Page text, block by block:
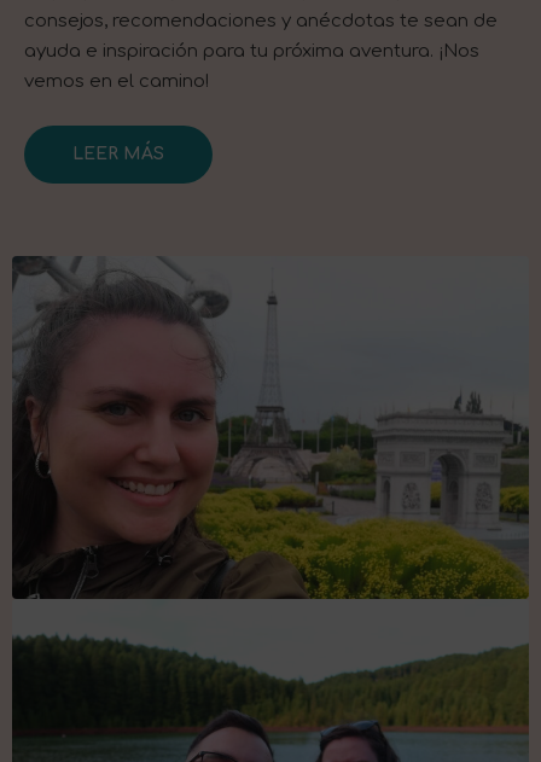
consejos, recomendaciones y anécdotas te sean de
ayuda e inspiración para tu próxima aventura. ¡Nos
vemos en el camino!
LEER MÁS